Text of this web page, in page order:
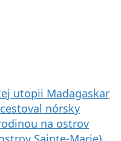
utopii Madagaskar
nórsky
na ostrov